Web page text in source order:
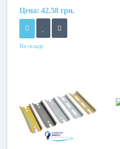
Цена: 42.58 грн.
На складе